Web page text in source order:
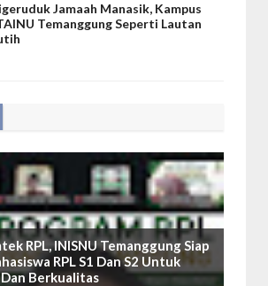
Jamaah Manasik, Kampus
Temanggung Seperti Lautan
RPL, INISNU Temanggung Siap
RPL S1 Dan S2 Untuk
Berkualitas